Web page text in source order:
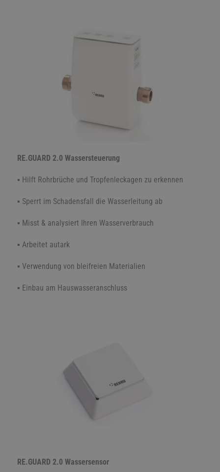
RE.GUARD 2.0 Wassersteuerung
▪ Hilft Rohrbrüche und Tropfenleckagen zu erkennen
▪ Sperrt im Schadensfall die Wasserleitung ab
▪ Misst & analysiert Ihren Wasserverbrauch
▪ Arbeitet autark
▪ Verwendung von bleifreien Materialien
▪ Einbau am Hauswasseranschluss
RE.GUARD 2.0 Wassersensor